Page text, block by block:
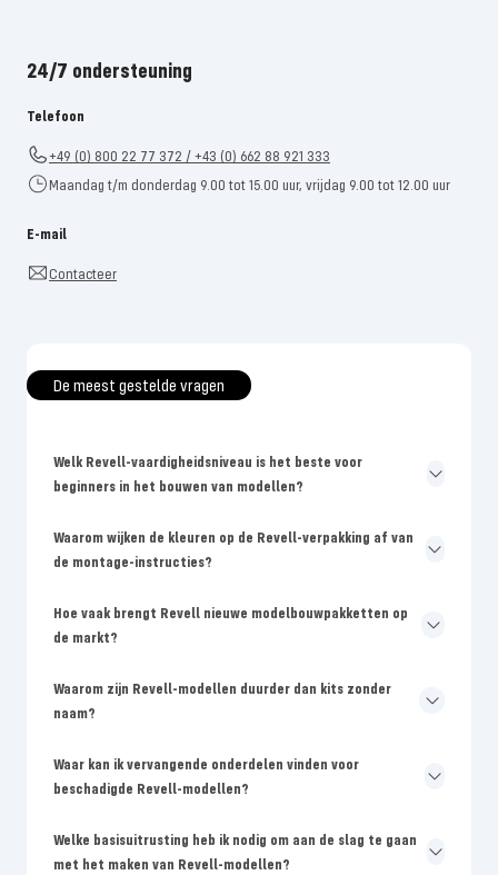
24/7 ondersteuning
Telefoon
+49 (0) 800 22 77 372 / +43 (0) 662 88 921 333
Maandag t/m donderdag 9.00 tot 15.00 uur, vrijdag 9.00 tot 12.00 uur
E-mail
Contacteer
De meest gestelde vragen
Welk Revell-vaardigheidsniveau is het beste voor
beginners in het bouwen van modellen?
Waarom wijken de kleuren op de Revell-verpakking af van
de montage-instructies?
Hoe vaak brengt Revell nieuwe modelbouwpakketten op
de markt?
Waarom zijn Revell-modellen duurder dan kits zonder
naam?
Waar kan ik vervangende onderdelen vinden voor
beschadigde Revell-modellen?
Welke basisuitrusting heb ik nodig om aan de slag te gaan
met het maken van Revell-modellen?